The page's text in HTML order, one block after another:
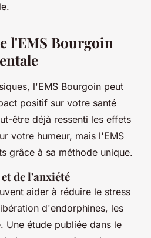
l'EMS Bourgoin
l'EMS Bourgoin peut
positif sur votre santé
être déjà ressenti les effets
votre humeur, mais l'EMS
grâce à sa méthode unique.
de l'anxiété
aider à réduire le stress
d'endorphines, les
Une étude publiée dans le